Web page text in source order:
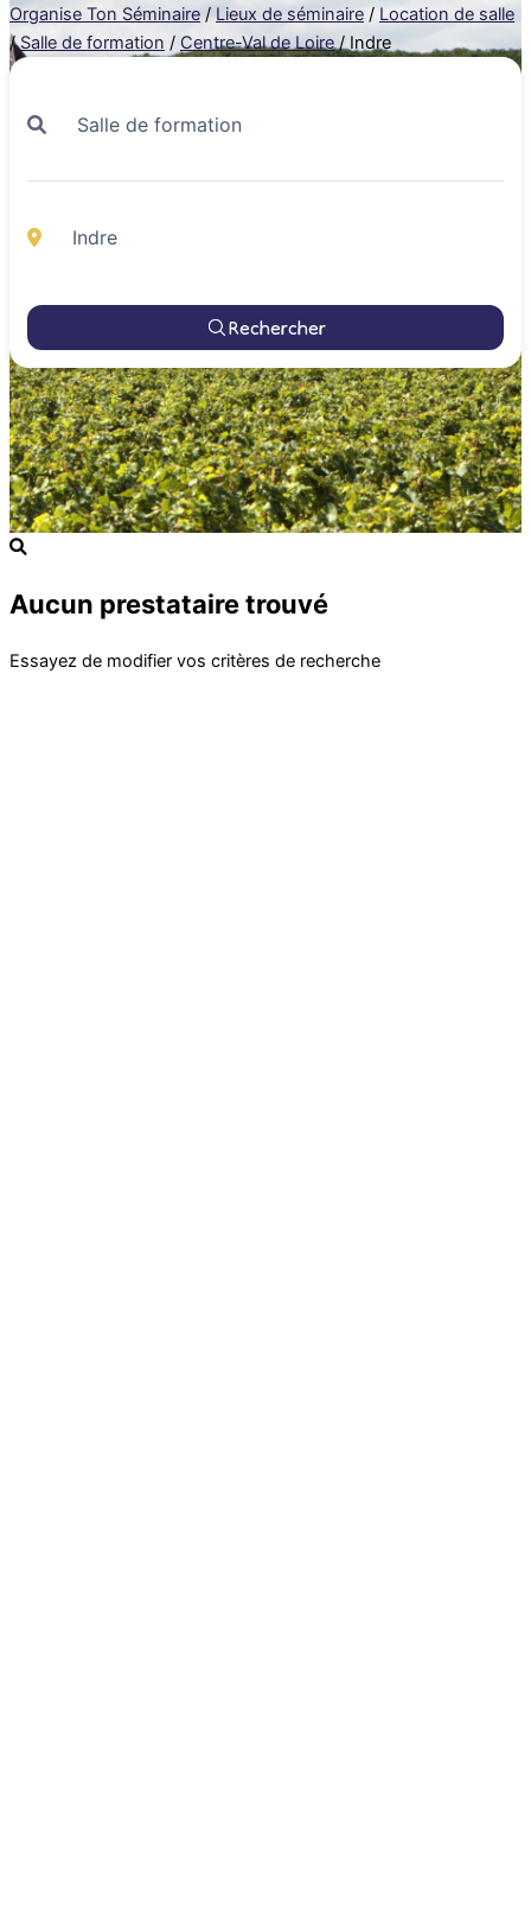
Organise Ton Séminaire / Lieux de séminaire / Location de salle
/ Salle de formation / Centre-Val de Loire / Indre
Rechercher
Aucun prestataire trouvé
Essayez de modifier vos critères de recherche